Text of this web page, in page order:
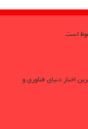
اخبار دنیای فناوری و